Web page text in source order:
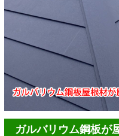
ガルバリウム鋼板が